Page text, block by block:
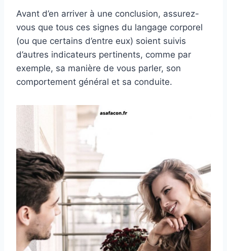
Avant d’en arriver à une conclusion, assurez-
vous que tous ces signes du langage corporel
(ou que certains d’entre eux) soient suivis
d’autres indicateurs pertinents, comme par
exemple, sa manière de vous parler, son
comportement général et sa conduite.